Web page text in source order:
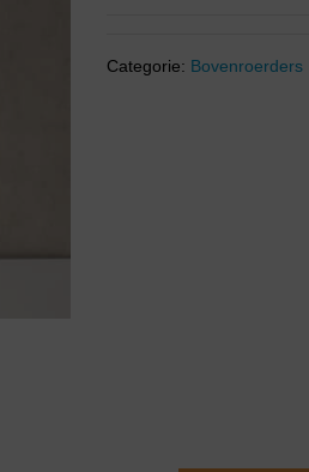
Categorie: Bovenroerders